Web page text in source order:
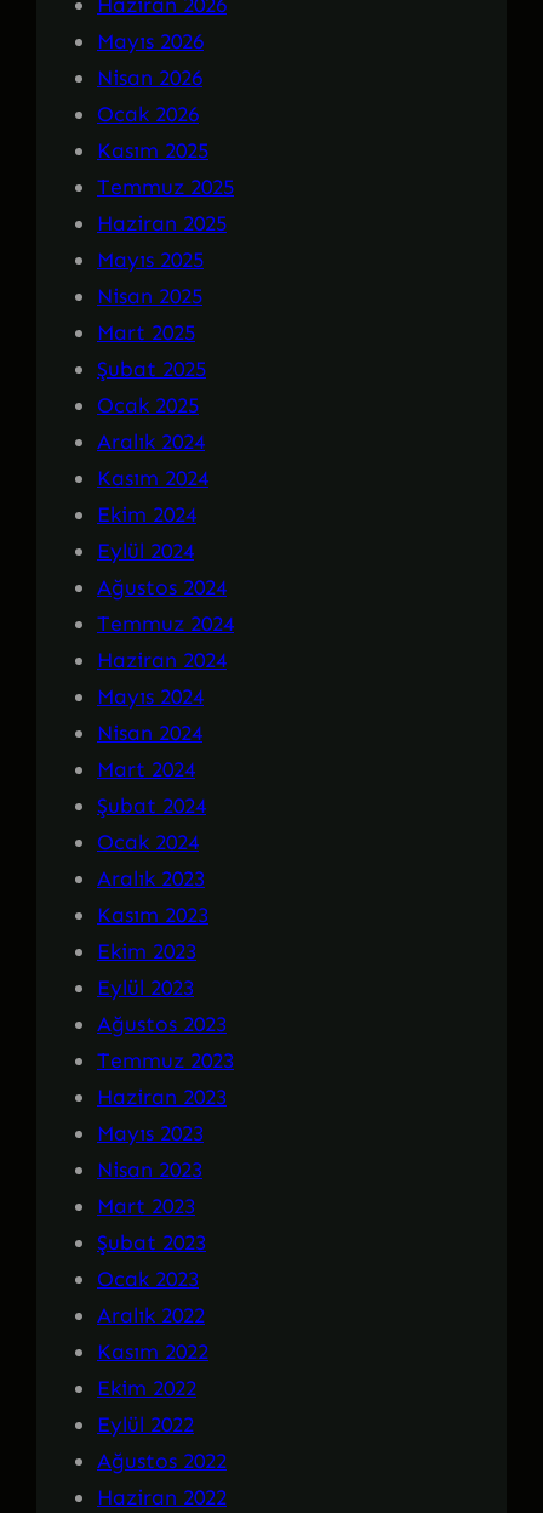
Haziran 2026
Mayıs 2026
Nisan 2026
Ocak 2026
Kasım 2025
Temmuz 2025
Haziran 2025
Mayıs 2025
Nisan 2025
Mart 2025
Şubat 2025
Ocak 2025
Aralık 2024
Kasım 2024
Ekim 2024
Eylül 2024
Ağustos 2024
Temmuz 2024
Haziran 2024
Mayıs 2024
Nisan 2024
Mart 2024
Şubat 2024
Ocak 2024
Aralık 2023
Kasım 2023
Ekim 2023
Eylül 2023
Ağustos 2023
Temmuz 2023
Haziran 2023
Mayıs 2023
Nisan 2023
Mart 2023
Şubat 2023
Ocak 2023
Aralık 2022
Kasım 2022
Ekim 2022
Eylül 2022
Ağustos 2022
Haziran 2022